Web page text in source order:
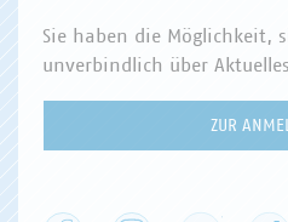
Sie haben die Möglichkeit,
unverbindlich über
ZUR